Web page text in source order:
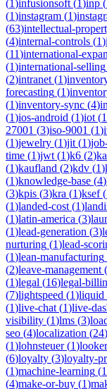
(1)infusionsoft (1)inp (
(1)instagram (1)
(63)intellectual-
(4)internal-controls (1)
(11)international-
(1)international-selling
(2)intranet (1)
forecasting (1)
(1)inventory-sync (4)
(1)ios-android (1)iot (
27001 (3)iso-9001 (1)
(1)jewelry (1)jit (1)
time (1)jwt (1)k6 (2)
(1)kaufland (2)kdv (1)
(1)knowledge-base (4)
(3)kpis (3)kra (1)ksef(
(1)landed-cost (1)
(1)latin-america (3)
(1)lead-generation (3)
nurturing (1)lead-
(1)lean-manufacturing
(2)leave-management (
(1)legal (16)legal-
(7)lightspeed (1)liquid
(1)live-chat (1)live-
visibility (1)lms (3)
seo (4)localization (24)
(1)lohnsteuer(1)looker
(6)loyalty (3)loyalty-
(1)machine-learning (
(4)make-or-buy (1)